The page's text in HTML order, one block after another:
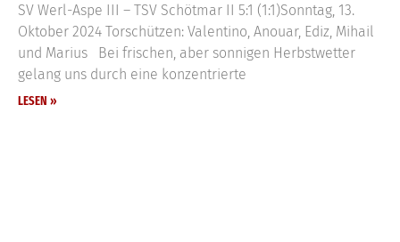
SV Werl-Aspe III – TSV Schötmar II 5:1 (1:1)Sonntag, 13.
Oktober 2024 Torschützen: Valentino, Anouar, Ediz, Mihail
und Marius Bei frischen, aber sonnigen Herbstwetter
gelang uns durch eine konzentrierte
LESEN »